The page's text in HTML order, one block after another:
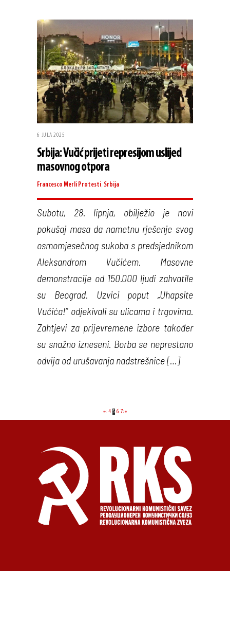
6 JULA 2025
Srbija: Vučić prijeti represijom uslijed
masovnog otpora
Francesco Merli Protesti Srbija
Subotu, 28. lipnja, obilježio je novi
pokušaj masa da nametnu rješenje svog
osmomjesečnog sukoba s predsjednikom
Aleksandrom Vučićem. Masovne
demonstracije od 150.000 ljudi zahvatile
su Beograd. Uzvici poput „Uhapsite
Vučića!“ odjekivali su ulicama i trgovima.
Zahtjevi za prijevremene izbore također
su snažno izneseni. Borba se neprestano
odvija od urušavanja nadstrešnice […]
«‹ 4 5 6 7›»